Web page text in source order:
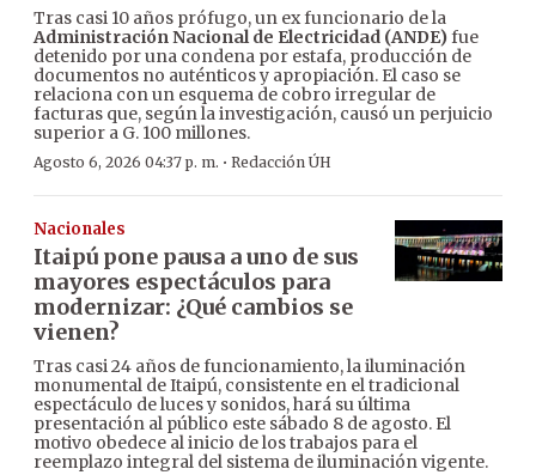
Tras casi 10 años prófugo, un ex funcionario de la
Administración Nacional de Electricidad (ANDE)fue
detenido por una condena por estafa, producción de
documentos no auténticos y apropiación. El caso se
relaciona con un esquema de cobro irregular de
facturas que, según la investigación, causó un perjuicio
superior a G. 100 millones.
Agosto 6, 2026 04:37 p. m. · Redacción ÚH
Nacionales
Itaipú pone pausa a uno de sus
mayores espectáculos para
modernizar: ¿Qué cambios se
vienen?
Tras casi 24 años de funcionamiento, la iluminación
monumental de Itaipú, consistente en el tradicional
espectáculo de luces y sonidos, hará su última
presentación al público este sábado 8 de agosto. El
motivo obedece al inicio de los trabajos para el
reemplazo integral del sistema de iluminación vigente.